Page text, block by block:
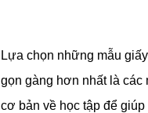
Lựa chọn những mẫu
gọn gàng hơn nhất là
cơ bản về học tập để